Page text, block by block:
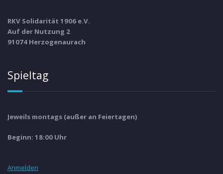
RKV Solidarität 1906 e.V.
Auf der Nutzung 2
91074 Herzogenaurach
Spieltag
Jeweils montags (außer an Feiertagen)
Beginn: 18:00 Uhr
Anmelden